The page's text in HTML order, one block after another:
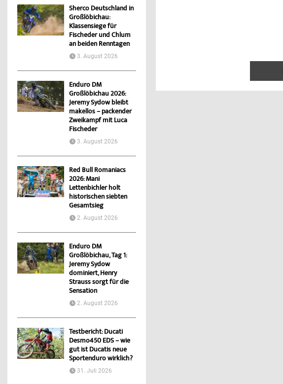
Sherco Deutschland in
Großlöbichau:
Klassensiege für
Fischeder und Chlum
an beiden Renntagen
3. August 2026
Enduro DM
Großlöbichau 2026:
Jeremy Sydow bleibt
makellos – packender
Zweikampf mit Luca
Fischeder
3. August 2026
Red Bull Romaniacs
2026: Mani
Lettenbichler holt
historischen siebten
Gesamtsieg
2. August 2026
Enduro DM
Großlöbichau, Tag 1:
Jeremy Sydow
dominiert, Henry
Strauss sorgt für die
Sensation
2. August 2026
Testbericht: Ducati
Desmo450 EDS – wie
gut ist Ducatis neue
Sportenduro wirklich?
31. Juli 2026